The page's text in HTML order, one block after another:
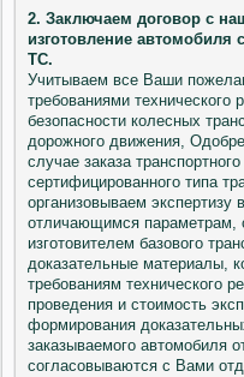
2. Заключаем договор с
изготовление автомобиля
ТС.
Учитываем все Ваши
требованиями
безопасности колесных
дорожного движения,
случае заказа
сертифицированного типа
организовываем экспертизу
отличающимся параметрам,
изготовителем базового
доказательные материалы,
требованиям технического
проведения и стоимость
формирования
заказываемого автомобиля
согласовываются с Вами